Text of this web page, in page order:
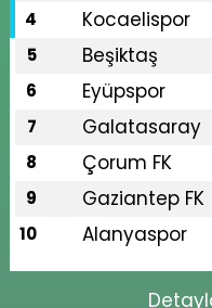
4 Kocaelispor
5 Beşiktaş
6 Eyüpspor
7 Galatasaray
8 Çorum FK
9 Gaziantep FK
10 Alanyaspor